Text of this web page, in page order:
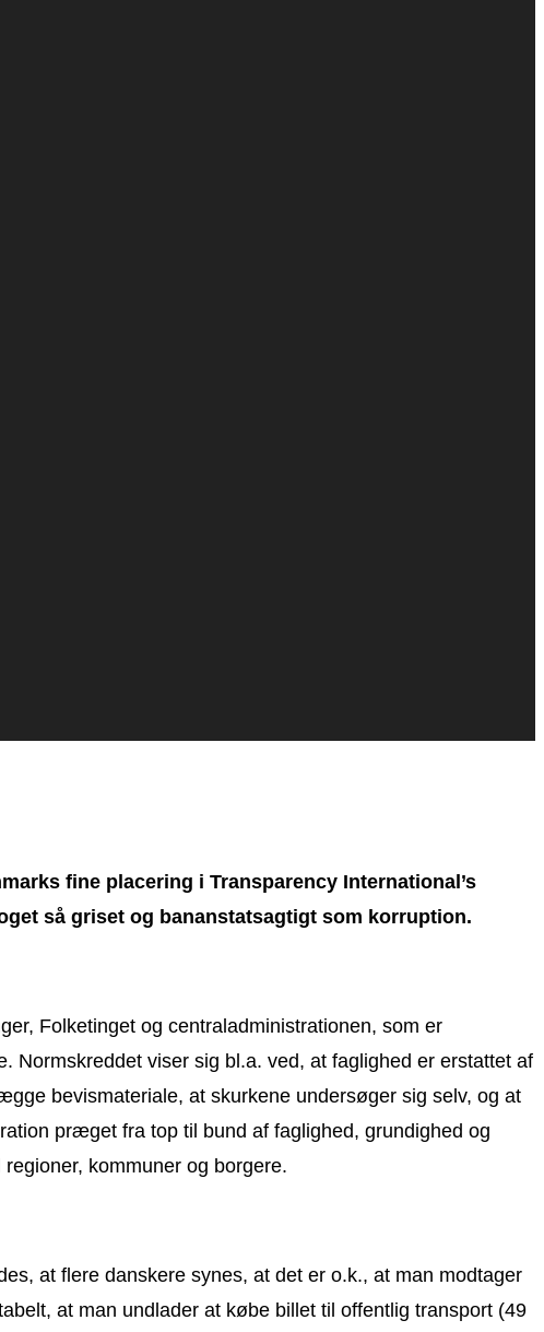
fine placering i Transparency International’s
så griset og bananstatsagtigt som korruption.
Folketinget og centraladministrationen, som er
Normskreddet viser sig bl.a. ved, at faglighed er erstattet af
bevismateriale, at skurkene undersøger sig selv, og at
præget fra top til bund af faglighed, grundighed og
kommuner og borgere.
at flere danskere synes, at det er o.k., at man modtager
at man undlader at købe billet til offentlig transport (49